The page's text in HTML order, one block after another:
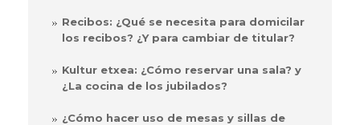
Recibos: ¿Qué se necesita para domicilar
los recibos? ¿Y para cambiar de titular?
Kultur etxea: ¿Cómo reservar una sala? y
¿La cocina de los jubilados?
¿Cómo hacer uso de mesas y sillas de